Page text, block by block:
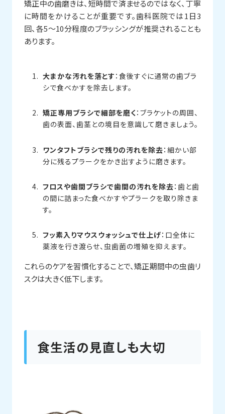
矯正中の歯磨きは、短時間で済ませるのではなく、丁寧
に時間をかけることが重要です。歯科医院では1日3
回、各5〜10分程度のブラッシングが推奨されることも
あります。
大まかな汚れを落とす ：食後すぐに通常の歯ブラ
シで食べかすを除去します。
矯正専用ブラシで細部を磨く：ブラケットの周囲、
歯の表面、歯茎との境目を意識して磨きましょう。
ワンタフトブラシで残りの汚れを除去：細かい部
分に残るプラークをかき出すように磨きます。
フロスや歯間ブラシで歯間の汚れを除去：歯と歯
の間に詰まった食べかすやプラークを取り除きま
す。
フッ素入りマウスウォッシュで仕上げ：口全体に
薬液を行き渡らせ、虫歯菌の増殖を抑えます。
これらのケアを習慣化することで、矯正期間中の虫歯リ
スクは大きく低下します。
食生活の見直しも大切